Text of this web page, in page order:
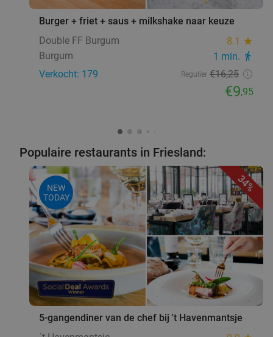
Burger + friet + saus + milkshake naar keuze
Double FF Burgum
8.1 star
Burgum 1 min. directions_walk
Verkocht: 179 Regulier €16,25
€9,95
Populaire restaurants in Friesland:
34%
NEW
TODAY
favorite_border
5-gangendiner van de chef bij 't Havenmantsje